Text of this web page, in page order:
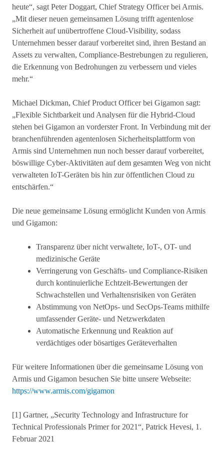
heute“, sagt Peter Doggart, Chief Strategy Officer bei Armis.
„Mit dieser neuen gemeinsamen Lösung trifft agentenlose
Sicherheit auf unübertroffene Cloud-Visibility, sodass
Unternehmen besser darauf vorbereitet sind, ihren Bestand an
Assets zu verwalten, Compliance-Bestrebungen zu regulieren,
die Erkennung von Bedrohungen zu verbessern und vieles
mehr.“
Michael Dickman, Chief Product Officer bei Gigamon sagt:
„Flexible Sichtbarkeit und Analysen für die Hybrid-Cloud
stehen bei Gigamon an vorderster Front. In Verbindung mit der
branchenführenden agentenlosen Sicherheitsplattform von
Armis sind Unternehmen nun noch besser darauf vorbereitet,
böswillige Cyber-Aktivitäten auf dem gesamten Weg von nicht
verwalteten IoT-Geräten bis hin zur öffentlichen Cloud zu
entschärfen.“
Die neue gemeinsame Lösung ermöglicht Kunden von Armis
und Gigamon:
Transparenz über nicht verwaltete, IoT-, OT- und
medizinische Geräte
Verringerung von Geschäfts- und Compliance-Risiken
durch kontinuierliche Echtzeit-Bewertungen der
Schwachstellen und Verhaltensrisiken von Geräten
Abstimmung von NetOps- und SecOps-Teams mithilfe
umfassender Geräte- und Netzwerkdaten
Automatische Erkennung und Reaktion auf
verdächtiges oder bösartiges Geräteverhalten
Für weitere Informationen über die gemeinsame Lösung von
Armis und Gigamon besuchen Sie bitte unsere Webseite:
https://www.armis.com/gigamon
[1] Gartner, „Security Technology and Infrastructure for
Technical Professionals Primer for 2021“, Patrick Hevesi, 1.
Februar 2021